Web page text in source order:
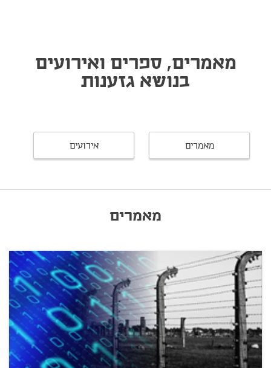
מאמרים, ספרים ואירועים
בנושא גזענות
מאמרים אירועים
מאמרים